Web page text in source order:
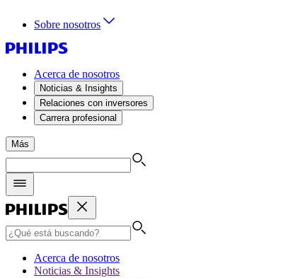
Sobre nosotros
Acerca de nosotros
Noticias & Insights
Relaciones con inversores
Carrera profesional
Más
Acerca de nosotros
Noticias & Insights